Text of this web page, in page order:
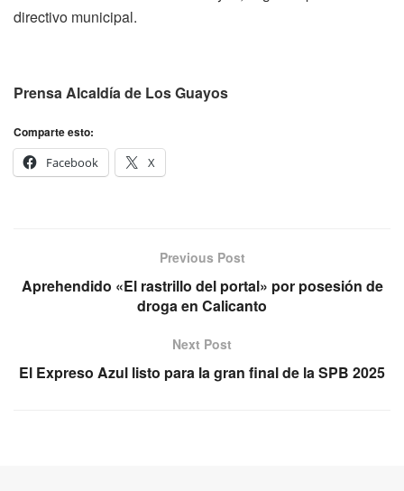
directivo municipal.
Prensa Alcaldía de Los Guayos
Comparte esto:
Facebook
X
Previous Post
Aprehendido «El rastrillo del portal» por posesión de
droga en Calicanto
Next Post
El Expreso Azul listo para la gran final de la SPB 2025